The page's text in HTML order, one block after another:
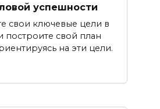
успешности
свои ключевые цели в
построите свой план
на эти цели.